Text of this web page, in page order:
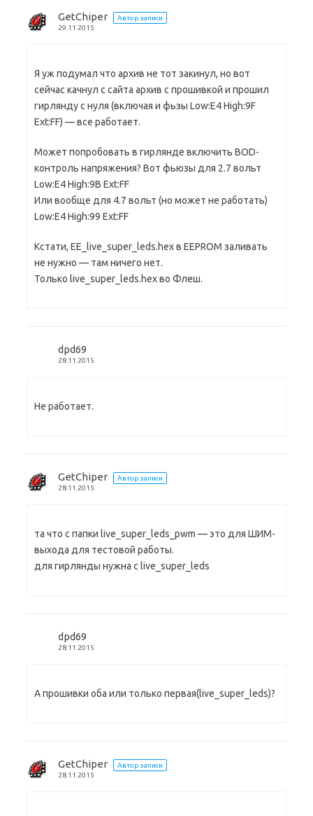
GetChiper
Автор записи
29.11.2015
Я уж подумал что архив не тот закинул, но вот
сейчас качнул с сайта архив с прошивкой и прошил
гирлянду с нуля (включая и фьзы Low:E4 High:9F
Ext:FF) — все работает.
Может попробовать в гирлянде включить BOD-
контроль напряжения? Вот фьюзы для 2.7 вольт
Low:E4 High:9B Ext:FF
Или вообще для 4.7 вольт (но может не работать)
Low:E4 High:99 Ext:FF
Кстати, ЕЕ_live_super_leds.hex в EEPROM заливать
не нужно — там ничего нет.
Только live_super_leds.hex во Флеш.
dpd69
28.11.2015
Не работает.
GetChiper
Автор записи
28.11.2015
та что с папки live_super_leds_pwm — это для ШИМ-
выхода для тестовой работы.
для гирлянды нужна с live_super_leds
dpd69
28.11.2015
А прошивки оба или только первая(live_super_leds)?
GetChiper
Автор записи
28.11.2015